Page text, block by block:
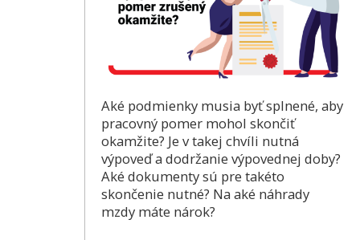
Aké podmienky musia byť splnené, aby
pracovný pomer mohol skončiť
okamžite? Je v takej chvíli nutná
výpoveď a dodržanie výpovednej doby?
Aké dokumenty sú pre takéto
skončenie nutné? Na aké náhrady
mzdy máte nárok?